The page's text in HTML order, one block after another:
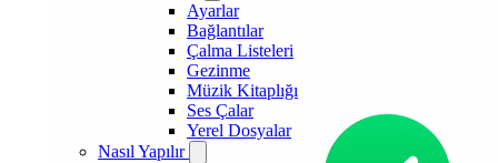
Ayarlar
Bağlantılar
Çalma Listeleri
Gezinme
Müzik Kitaplığı
Ses Çalar
Yerel Dosyalar
Nasıl Yapılır